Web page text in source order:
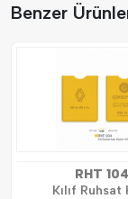
Benzer
RHT 104
Kılıf Ruhsat